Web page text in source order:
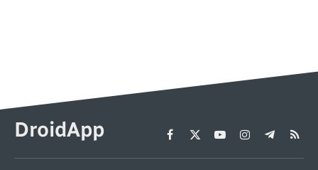
DroidApp Facebook
X
(Twitter)
YouTubeInstagram
Telegram
RSS